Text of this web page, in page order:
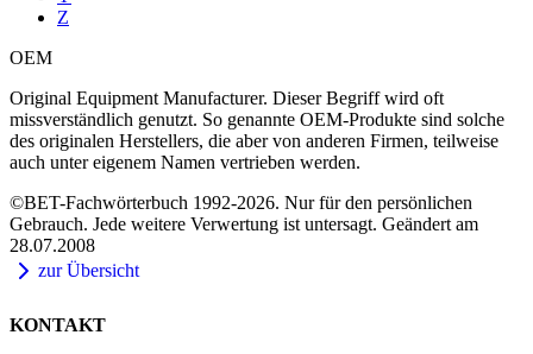
Z
OEM
Original Equipment Manufacturer. Dieser Begriff wird oft
missverständlich genutzt. So genannte OEM-Produkte sind solche
des originalen Herstellers, die aber von anderen Firmen, teilweise
auch unter eigenem Namen vertrieben werden.
©BET-Fachwörterbuch 1992-2026. Nur für den persönlichen
Gebrauch. Jede weitere Verwertung ist untersagt. Geändert am
28.07.2008
zur Übersicht
KONTAKT